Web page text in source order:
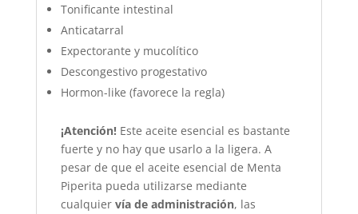
Tonificante intestinal
Anticatarral
Expectorante y mucolítico
Descongestivo progestativo
Hormon-like (favorece la regla)
¡Atención!Este aceite esencial es bastante
fuerte y no hay que usarlo a la ligera. A
pesar de que el aceite esencial de Menta
Piperita pueda utilizarse mediante
cualquier vía de administración, las